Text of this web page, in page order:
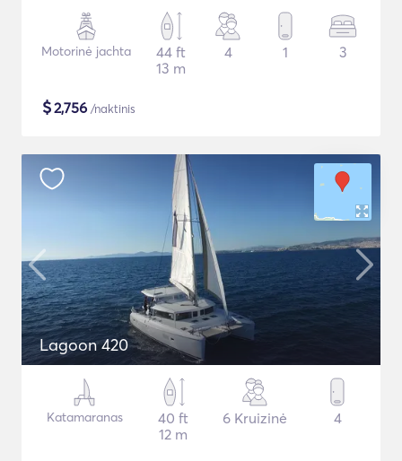
Motorinė jachta
44 ft
13 m
4 1 3
$2,756 /naktinis
Lagoon 420
Katamaranas
40 ft
12 m
6 Kruizinė 4